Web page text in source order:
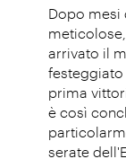
Dopo mesi
arrivato il
festeggiato
prima
è così
serate